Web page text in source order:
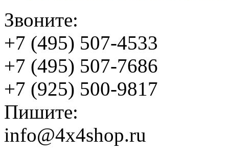
Звоните:
+7 (495) 507-4533
+7 (495) 507-7686
+7 (925) 500-9817
Пишите:
info@4x4shop.ru